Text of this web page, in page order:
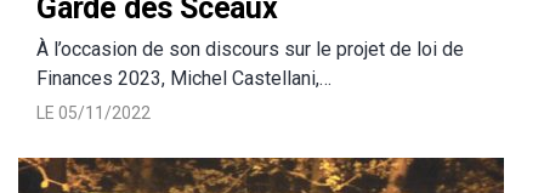
Garde des Sceaux
À l’occasion de son discours sur le projet de loi de
Finances 2023, Michel Castellani,…
LE 05/11/2022